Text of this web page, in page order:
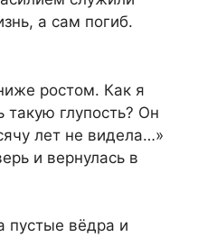
а сам погиб.
ростом. Как я
такую глупость? Он
лет не видела…»
и вернулась в
пустые вёдра и